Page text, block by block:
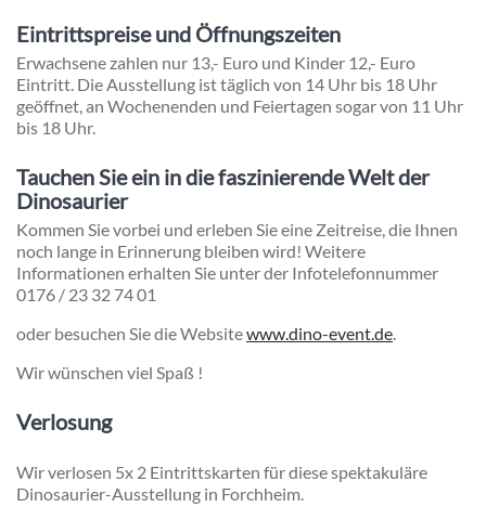
Eintrittspreise und Öffnungszeiten
Erwachsene zahlen nur 13,- Euro und Kinder 12,- Euro
Eintritt. Die Ausstellung ist täglich von 14 Uhr bis 18 Uhr
geöffnet, an Wochenenden und Feiertagen sogar von 11 Uhr
bis 18 Uhr.
Tauchen Sie ein in die faszinierende Welt der
Dinosaurier
Kommen Sie vorbei und erleben Sie eine Zeitreise, die Ihnen
noch lange in Erinnerung bleiben wird! Weitere
Informationen erhalten Sie unter der Infotelefonnummer
0176 / 23 32 74 01
oder besuchen Sie die Websitewww.dino-event.de.
Wir wünschen viel Spaß !
Verlosung
Wir verlosen 5x 2 Eintrittskarten für diese spektakuläre
Dinosaurier-Ausstellung in Forchheim.